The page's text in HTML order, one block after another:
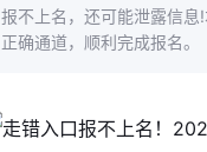
报不上名，还可能泄露信
正确通道，顺利完成报名。